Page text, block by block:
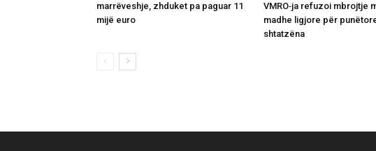
marrëveshje, zhduket pa paguar 11
mijë euro
VMRO‑ja refuzoi mbrojtje
madhe ligjore për
shtatzëna